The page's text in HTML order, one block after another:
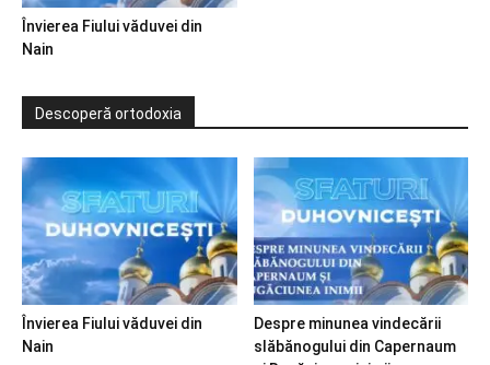
Învierea Fiului văduvei din
Nain
Descoperă ortodoxia
Învierea Fiului văduvei din
Nain
Despre minunea vindecării
slăbănogului din Capernaum